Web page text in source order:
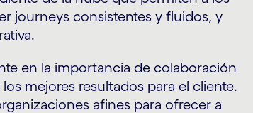
journeys consistentes y fluidos, y
en la importancia de colaboración
mejores resultados para el cliente.
afines para ofrecer a